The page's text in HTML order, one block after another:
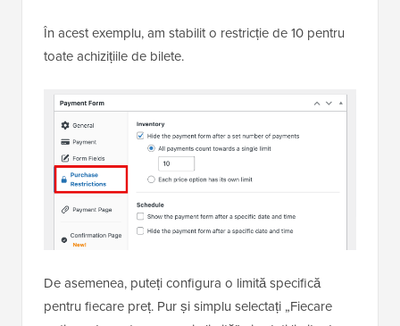
În acest exemplu, am stabilit o restricție de 10 pentru
toate achizițiile de bilete.
De asemenea, puteți configura o limită specifică
pentru fiecare preț. Pur și simplu selectați „Fiecare